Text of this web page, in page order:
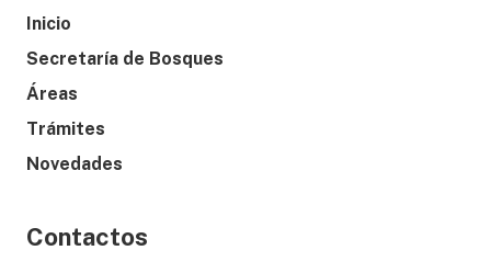
Inicio
Secretaría de Bosques
Áreas
Trámites
Novedades
Contactos